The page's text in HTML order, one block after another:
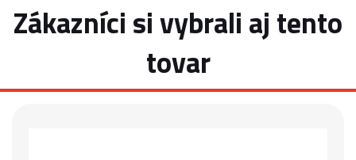
Zákazníci si vybrali aj tento
tovar